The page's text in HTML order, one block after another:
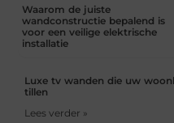
Waarom de juiste
wandconstructie bepalend is
voor een veilige elektrische
installatie
Luxe tv wanden die uw
tillen
Lees verder »